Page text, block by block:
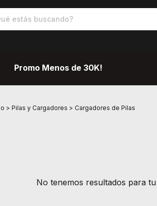
Promo Menos de 30K!
> Pilas y Cargadores > Cargadores de Pilas
No tenemos resultados para